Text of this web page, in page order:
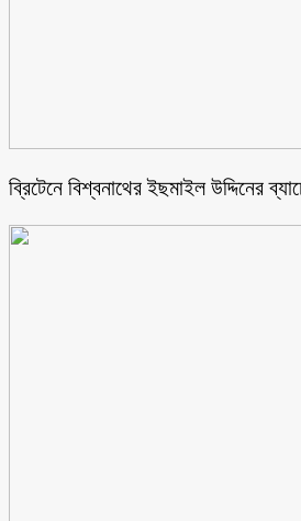
ব্রিটেনে বিশ্বনাথের ইছমাইল উদ্দিনের